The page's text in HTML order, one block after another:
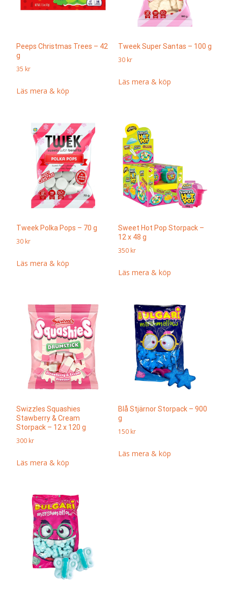
Peeps Christmas Trees – 42
g
35 kr
Läs mera & köp
Tweek Super Santas – 100 g
30 kr
Läs mera & köp
Tweek Polka Pops – 70 g
30 kr
Läs mera & köp
Sweet Hot Pop Storpack –
12 x 48 g
350 kr
Läs mera & köp
Swizzles Squashies
Stawberry & Cream
Storpack – 12 x 120 g
300 kr
Läs mera & köp
Blå Stjärnor Storpack – 900
g
150 kr
Läs mera & köp